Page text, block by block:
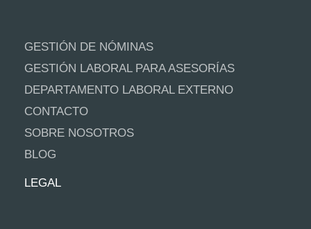
GESTIÓN DE NÓMINAS
GESTIÓN LABORAL PARA ASESORÍAS
DEPARTAMENTO LABORAL EXTERNO
CONTACTO
SOBRE NOSOTROS
BLOG
LEGAL